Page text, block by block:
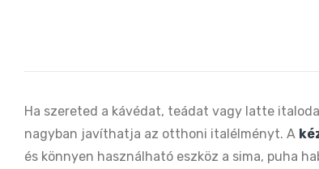
Ha szereted a kávédat, teádat vagy latte
nagyban javíthatja az otthoni italélményt. A
és könnyen használható eszköz a sima, puha